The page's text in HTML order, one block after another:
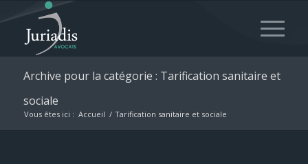
Archive pour la catégorie : Tarification sanitaire et
sociale
Vous êtes ici : Accueil / Tarification sanitaire et sociale